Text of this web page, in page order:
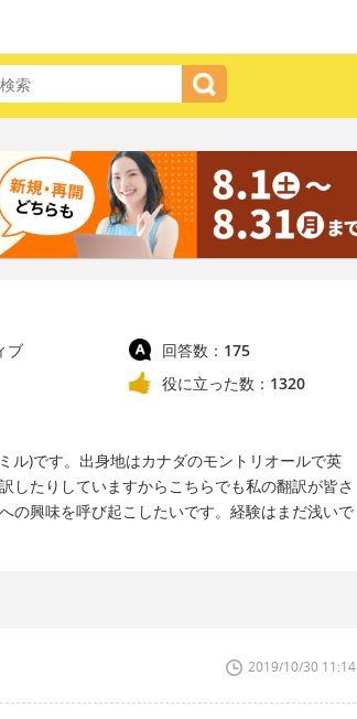
ブ 回答数： 175
役に立った数： 1320
ル)です。出身地はカナダのモントリオールで英
したりしていますからこちらでも私の翻訳が皆さ
の興味を呼び起こしたいです。経験はまだ浅いで
2019/10/30 11:14